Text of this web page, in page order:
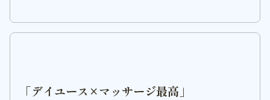
「デイユース×マッサージ最高」